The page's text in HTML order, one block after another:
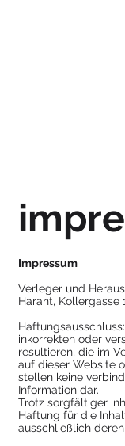
Impressum
Verleger und
Harant, Kollergasse
inkorrekten oder
resultieren, die im
auf dieser Website
stellen keine
Information dar.
Trotz sorgfältiger
Haftung für die
ausschließlich